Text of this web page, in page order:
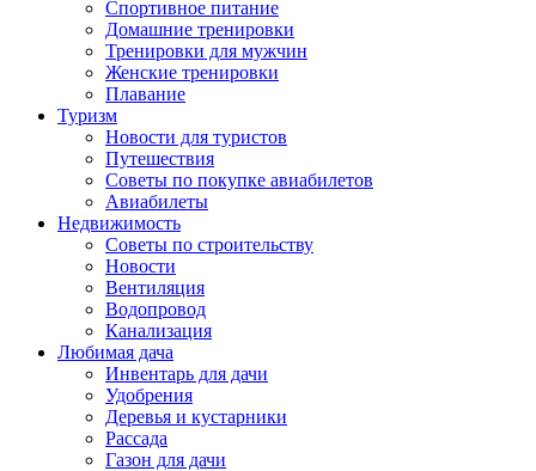
Спортивное питание
Домашние тренировки
Тренировки для мужчин
Женские тренировки
Плавание
Туризм
Новости для туристов
Путешествия
Советы по покупке авиабилетов
Авиабилеты
Недвижимость
Советы по строительству
Новости
Вентиляция
Водопровод
Канализация
Любимая дача
Инвентарь для дачи
Удобрения
Деревья и кустарники
Рассада
Газон для дачи